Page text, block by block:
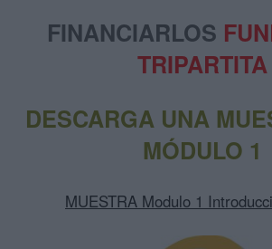
FINANCIARLOS
TRIPARTITA
DESCARGA UNA
MÓDULO 1
MUESTRA Modulo 1